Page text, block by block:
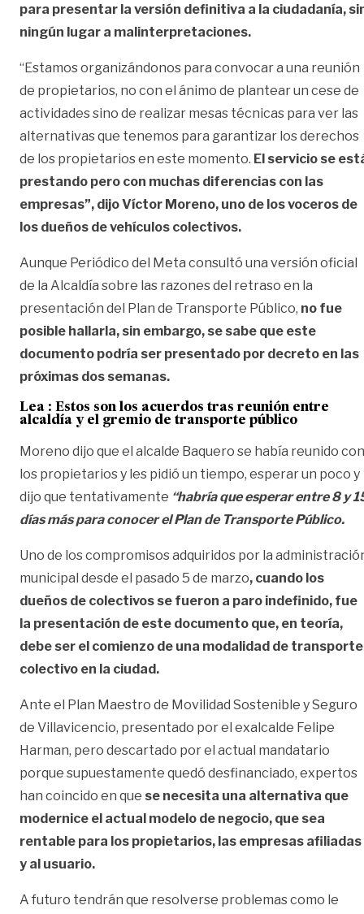
para presentar la versión definitiva a la ciudadanía,
ningún lugar a malinterpretaciones.
“Estamos organizándonos para convocar a una reunión
de propietarios, no con el ánimo de plantear un cese de
actividades sino de realizar mesas técnicas para ver las
alternativas que tenemos para garantizar los derechos
de los propietarios en este momento. El servicio se
prestando pero con muchas diferencias con las
empresas”, dijo Víctor Moreno, uno de los voceros de
los dueños de vehículos colectivos.
Aunque Periódico del Meta consultó una versión oficial
de la Alcaldía sobre las razones del retraso en la
presentación del Plan de Transporte Público, no fue
posible hallarla, sin embargo, se sabe que este
documento podría ser presentado por decreto en las
próximas dos semanas.
Lea : Estos son los acuerdos tras reunión entre
alcaldía y el gremio de transporte público
Moreno dijo que el alcalde Baquero se había reunido con
los propietarios y les pidió un tiempo, esperar un poco y
dijo que tentativamente “habría que esperar entre 8 y
días más para conocer el Plan de Transporte Público.
Uno de los compromisos adquiridos por la
municipal desde el pasado 5 de marzo, cuando los
dueños de colectivos se fueron a paro indefinido, fue
la presentación de este documento que, en teoría,
debe ser el comienzo de una modalidad de transporte
colectivo en la ciudad.
Ante el Plan Maestro de Movilidad Sostenible y Seguro
de Villavicencio, presentado por el exalcalde Felipe
Harman, pero descartado por el actual mandatario
porque supuestamente quedó desfinanciado, expertos
han coincido en que se necesita una alternativa que
modernice el actual modelo de negocio, que sea
rentable para los propietarios, las empresas afiliadas
y al usuario.
A futuro tendrán que resolverse problemas como le